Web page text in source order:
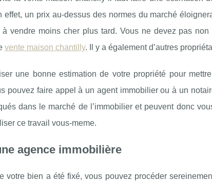
effet, un prix au-dessus des normes du marché
à vendre moins cher plus tard. Vous ne devez pas
vente maison chantilly. Il y a également d’autres
une bonne estimation de votre propriété pour
pouvez faire appel à un agent immobilier ou à un
dans le marché de l’immobilier et peuvent donc
ce travail vous-meme.
agence immobilière
votre bien a été fixé, vous pouvez procéder